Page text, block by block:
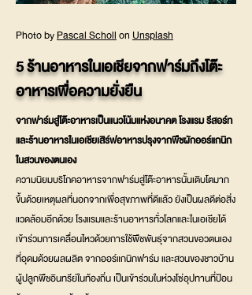
Photo byPascal SchollonUnsplash
5 ร้านอาหารในเอเชียจากฟาร์มถึงโต๊ะ
อาหารเพื่อความยั่งยืน
จากฟาร์มสู่โต๊ะอาหารเป็นแนวโน้มแห่งอนาคต โรงแรม รีสอร์ท
และร้านอาหารในเอเชียเสิร์ฟอาหารปรุงจากพืชผักออร์แกนิก
ในสวนของตนเอง
ความนิยมบริโภคอาหารจากฟาร์มสู่โต๊ะอาหารนั้นเติบโตมาก
ขึ้นด้วยเหตุผลที่นอกจากเพื่อสุขภาพที่ดีแล้ว ยังเป็นผลดีต่อสิ่ง
แวดล้อมอีกด้วย โรงแรมและร้านอาหารทั่วโลกและในเอเชียได้
เข้าร่วมการเคลื่อนไหวด้วยการใช้พืชพันธุ์จากสวนขอวตนเอง
ที่อุดมด้วยผลผลิต จากออร์แกนิกฟาร์ม และสวนของชาวบ้าน
ผู้ปลูกพืชอินทรีย์ในท้องถิ่น เป็นเข้าร่วมในห่วงโซ่อุปทานที่ป้อน